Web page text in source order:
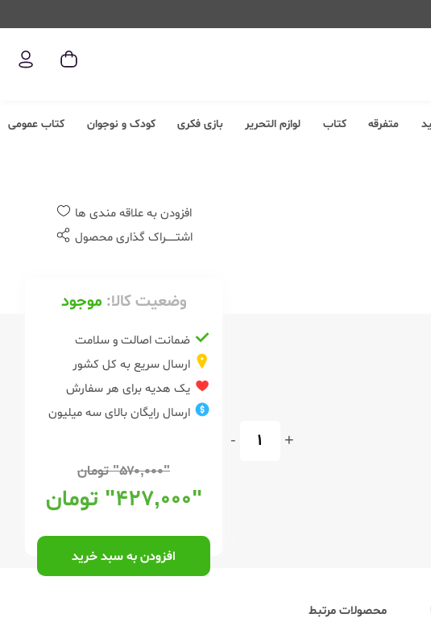
متفرقه کتاب لوازم التحریر بازی فکری کودک و نوجوان کتاب عمومی
+
-
افزودن به علاقه مندی ها
اشتــــــراک گذاری محصول
وضعیت کالا: موجود
ضمانت اصالت و سلامت
ارسال سریع به کل کشور
یک هدیه برای هر سفارش
ارسال رایگان بالای سه میلیون
"۵۷۰,۰۰۰" تومان
"۴۲۷,۰۰۰" تومان
افزودن به سبد خرید
محصولات مرتبط